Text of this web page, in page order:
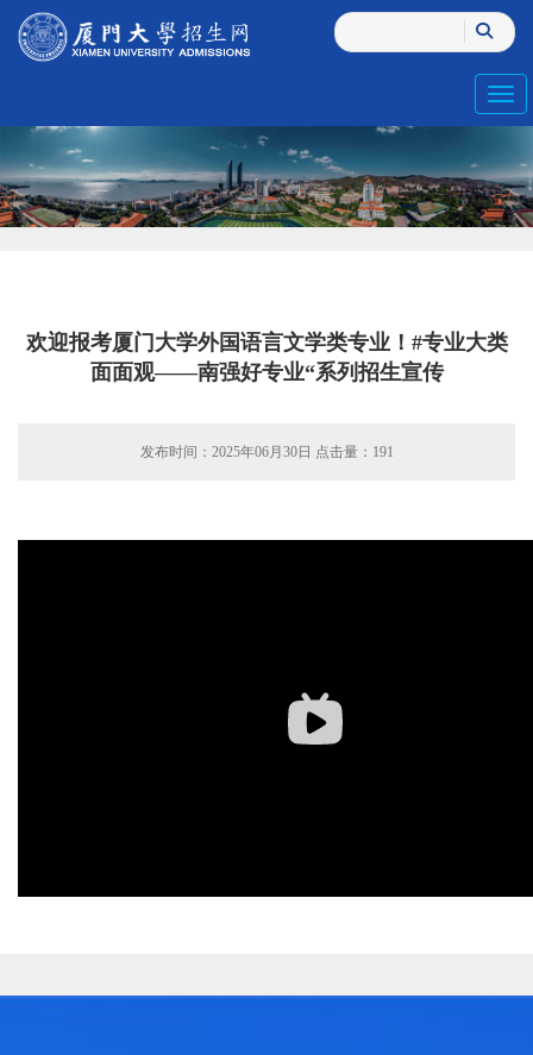
欢迎报考厦门大学外国语言文学类专业！#专业大类
面面观——南强好专业“系列招生宣传
发布时间：2025年06月30日 点击量： 191